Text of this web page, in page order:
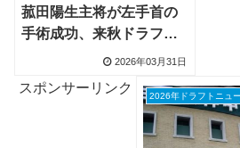
菰田陽生主将が左手首の
手術成功、来秋ドラフト
候補の俊足兄・朝陽選手
2026年03月31日
スポンサーリンク
2026年ドラフトニュ